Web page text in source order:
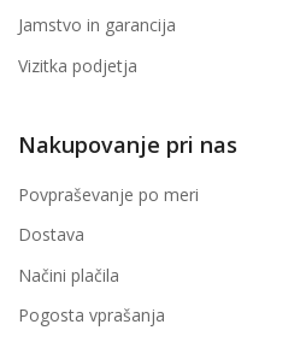
Jamstvo in garancija
Vizitka podjetja
Nakupovanje pri nas
Povpraševanje po meri
Dostava
Načini plačila
Pogosta vprašanja